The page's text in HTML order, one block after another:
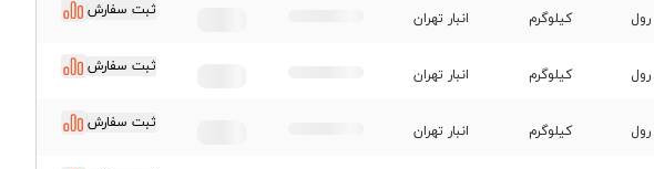
رول کیلوگرم انبار تهران ثبت سفارش
رول کیلوگرم انبار تهران ثبت سفارش
رول کیلوگرم انبار تهران ثبت سفارش